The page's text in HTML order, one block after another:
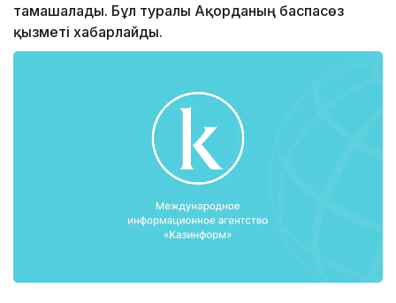
тамашалады. Бұл туралы Ақорданың баспасөз
қызметі хабарлайды.